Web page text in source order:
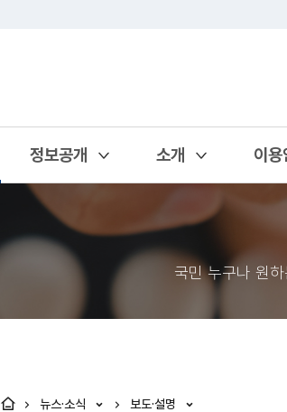
정보공개
열기
소개
열기
이용
열기
국민 누구나 원
뉴스·소식 보도·설명